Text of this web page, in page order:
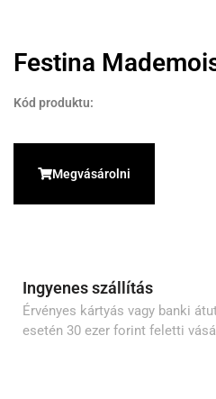
Festina
Kód produktu:
Megvásárolni
Ingyenes szállítás
Érvényes kártyás vagy banki
esetén 30 ezer forint feletti